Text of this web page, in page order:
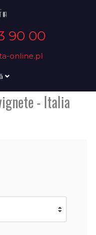
90 00
online.pl
- Italia